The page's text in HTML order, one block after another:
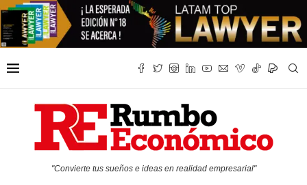
"Convierte tus sueños e ideas en realidad empresarial"